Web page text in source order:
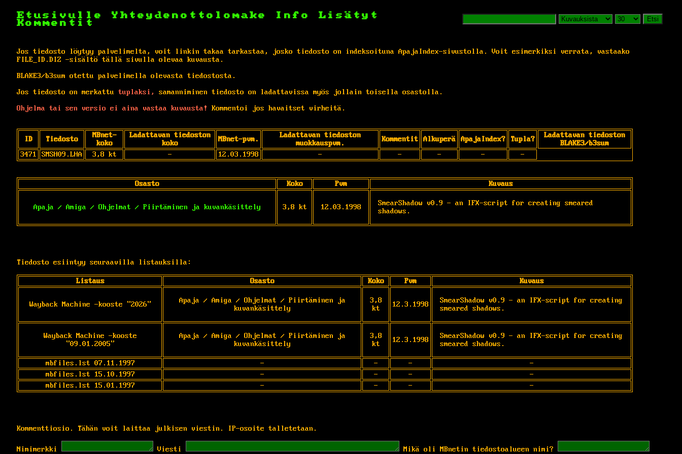
Etusivulle Yhteydenottolomake Info
Lisätyt
Kommentit
Etsi
Jos tiedosto löytyy palvelimelta, voit linkin takaa tarkastaa, josko tiedosto on indeksoituna ApajaIndex-sivustolla. Voit esimerkiksi verrata, vastaako
FILE_ID.DIZ -sisältö tällä sivulla olevaa kuvausta.
BLAKE3/b3sum otettu palvelimella olevasta tiedostosta.
Jos tiedosto on merkattu tuplaksi,
samanniminen tiedosto on ladattavissa myös jollain toisella osastolla.
Ohjelma tai sen versio ei aina vastaa kuvausta!
Kommentoi jos havaitset virheitä.
ID Tiedosto
MBnet-
koko
Ladattavan tiedoston
koko
MBnet-pvm.
Ladattavan tiedoston
muokkauspvm.
Kommentit Alkuperä ApajaIndex? Tupla?
Ladattavan tiedoston
BLAKE3/b3sum
3471
SMSH09.LHA 3,8 kt - 12.03.1998 - - - - -
Osasto Koko Pvm Kuvaus
Apaja / Amiga / Ohjelmat / Piirtäminen ja kuvankäsittely 3,8 kt 12.03.1998
SmearShadow v0.9 - an IFX-script for creating smeared
shadows.
Tiedosto esiintyy seuraavilla listauksilla:
Listaus Osasto Koko Pvm Kuvaus
Wayback Machine -kooste "2026"
Apaja / Amiga / Ohjelmat / Piirtäminen ja
kuvankäsittely
3,8
kt
12.3.1998
SmearShadow v0.9 - an IFX-script for creating
smeared shadows.
Wayback Machine -kooste
"09.01.2005"
Apaja / Amiga / Ohjelmat / Piirtäminen ja
kuvankäsittely
3,8
kt
12.3.1998
SmearShadow v0.9 - an IFX-script for creating
smeared shadows.
mbfiles.lst 07.11.1997 - - -
-
mbfiles.lst 15.10.1997
- - -
-
mbfiles.lst 15.01.1997
- - - -
Kommenttiosio. Tähän voit laittaa julkisen viestin. IP-osoite talletetaan.
Nimimerkki Viesti Mikä oli MBnetin tiedostoalueen nimi?